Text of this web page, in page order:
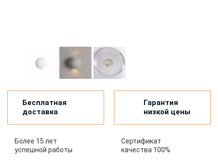
Бесплатная
доставка
Гарантия
низкой цены
Более 15 лет
успешной работы
Сертификат
качества 100%